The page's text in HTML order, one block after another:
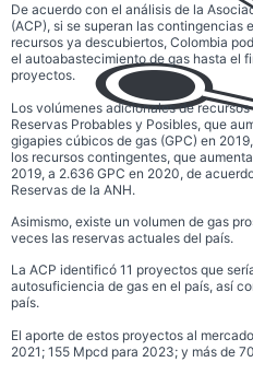
De acuerdo con el análisis de la
(ACP), si se superan las contingencias
recursos ya descubiertos, Colombia
el autoabastecimiento de gas hasta el
proyectos.
Los volúmenes adicionales de
Reservas Probables y Posibles, que
gigapies cúbicos de gas (GPC) en
los recursos contingentes, que
2019, a 2.636 GPC en 2020, de
Reservas de la ANH.
Asimismo, existe un volumen de gas
veces las reservas actuales del país.
La ACP identificó 11 proyectos que
autosuficiencia de gas en el país, así
país.
El aporte de estos proyectos al
2021; 155 Mpcd para 2023; y más de